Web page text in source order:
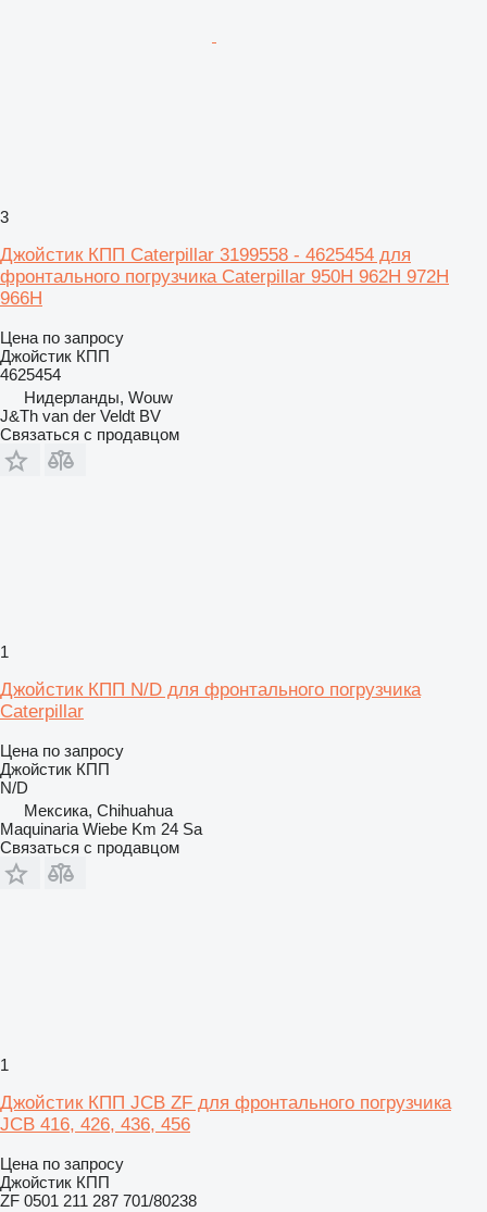
3
Джойстик КПП Caterpillar 3199558 - 4625454 для
фронтального погрузчика Caterpillar 950H 962H 972H
966H
Цена по запросу
Джойстик КПП
4625454
Нидерланды, Wouw
J&Th van der Veldt BV
Связаться с продавцом
1
Джойстик КПП N/D для фронтального погрузчика
Caterpillar
Цена по запросу
Джойстик КПП
N/D
Мексика, Chihuahua
Maquinaria Wiebe Km 24 Sa
Связаться с продавцом
1
Джойстик КПП JCB ZF для фронтального погрузчика
JCB 416, 426, 436, 456
Цена по запросу
Джойстик КПП
ZF 0501 211 287 701/80238